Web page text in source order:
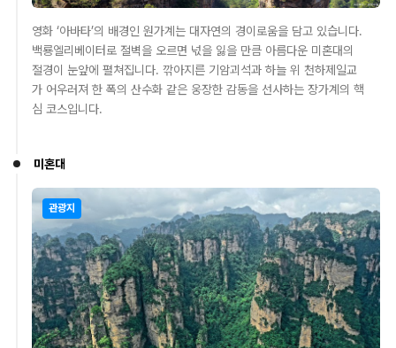
영화 ‘아바타’의 배경인 원가계는 대자연의 경이로움을 담고 있습니다.
백룡엘리베이터로 절벽을 오르면 넋을 잃을 만큼 아름다운 미혼대의
절경이 눈앞에 펼쳐집니다. 깎아지른 기암괴석과 하늘 위 천하제일교
가 어우러져 한 폭의 산수화 같은 웅장한 감동을 선사하는 장가계의 핵
심 코스입니다.
미혼대
관광지